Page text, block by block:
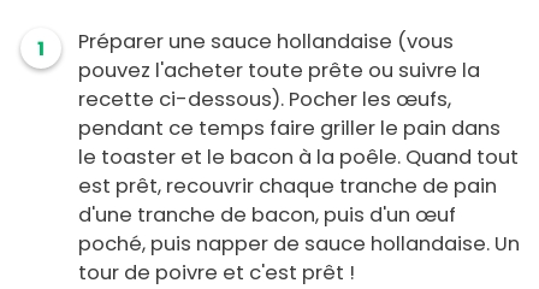
1
Préparer une sauce hollandaise (vous
pouvez l'acheter toute prête ou suivre la
recette ci-dessous). Pocher les œufs,
pendant ce temps faire griller le pain dans
le toaster et le bacon à la poêle. Quand tout
est prêt, recouvrir chaque tranche de pain
d'une tranche de bacon, puis d'un œuf
poché, puis napper de sauce hollandaise. Un
tour de poivre et c'est prêt !